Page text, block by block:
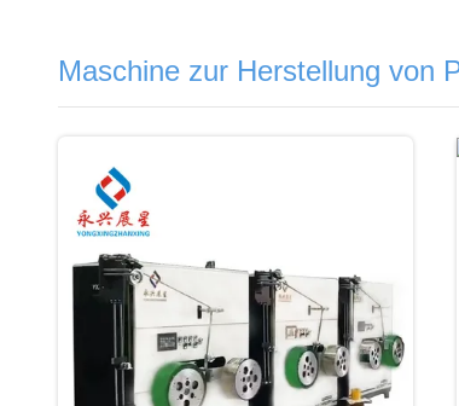
Maschine zur Herstellung von